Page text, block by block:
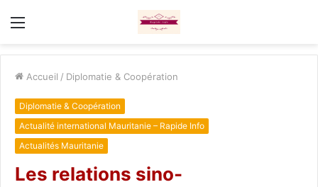
Menu
Accueil / Diplomatie & Coopération
Diplomatie & Coopération
Actualité international Mauritanie – Rapide Info
Actualités Mauritanie
Les relations sino-